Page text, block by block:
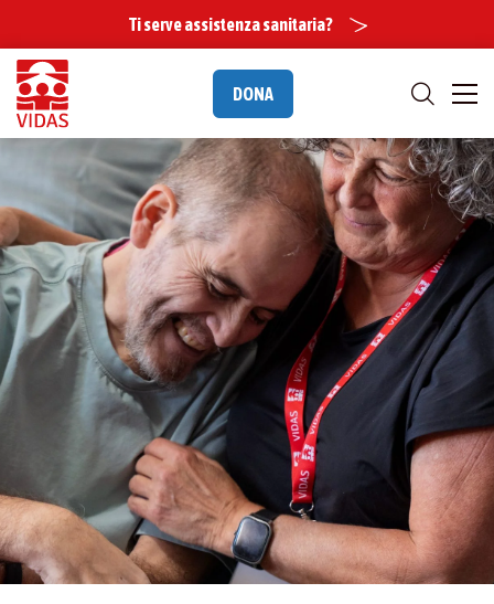
Ti serve assistenza sanitaria?
DONA